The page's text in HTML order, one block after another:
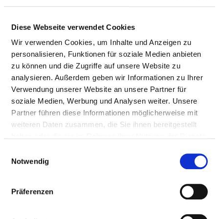
Diese Webseite verwendet Cookies
Wir verwenden Cookies, um Inhalte und Anzeigen zu
personalisieren, Funktionen für soziale Medien anbieten
zu können und die Zugriffe auf unsere Website zu
analysieren. Außerdem geben wir Informationen zu Ihrer
Verwendung unserer Website an unsere Partner für
soziale Medien, Werbung und Analysen weiter. Unsere
Partner führen diese Informationen möglicherweise mit
weiteren Daten zusammen, die Sie ihnen bereitgestellt
Notwendig
Präferenzen
Doctors (m/f)
NURSING STAFF
Personnel resources of the specialist department
with nursing staff. Employees who cannot be clearly
assigned to a specialist department are recorded
overall for the hospital.
NURSES (M/F)
With assignment to a department